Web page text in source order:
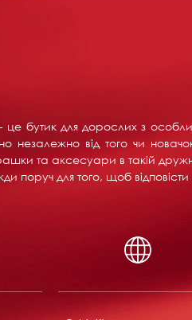
- це бутик для дорослих з
незалежно від того чи
та аксесуари в такій
поруч для того, щоб